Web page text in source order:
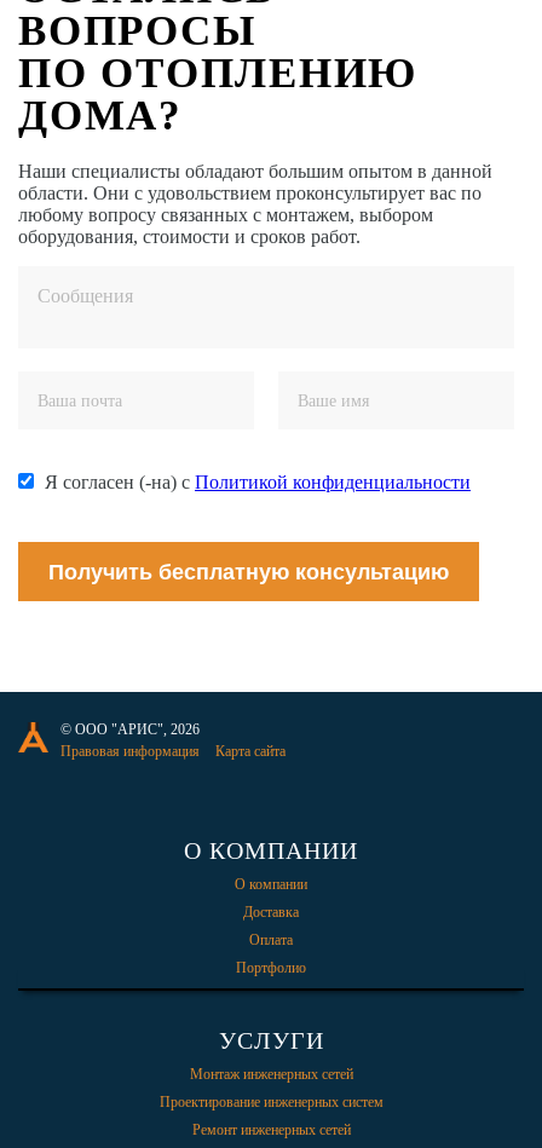
ВОПРОСЫ
ПО ОТОПЛЕНИЮ
ДОМА?
Наши специалисты обладают большим опытом в данной
области. Они с удовольствием проконсультирует вас по
любому вопросу связанных с монтажем, выбором
оборудования, стоимости и сроков работ.
Я согласен (-на) с Политикой конфиденциальности
Получить бесплатную консультацию
© ООО "АРИС", 2026
Правовая информация
Карта сайта
О КОМПАНИИ
О компании
Доставка
Оплата
Портфолио
УСЛУГИ
Монтаж инженерных сетей
Проектирование инженерных систем
Ремонт инженерных сетей